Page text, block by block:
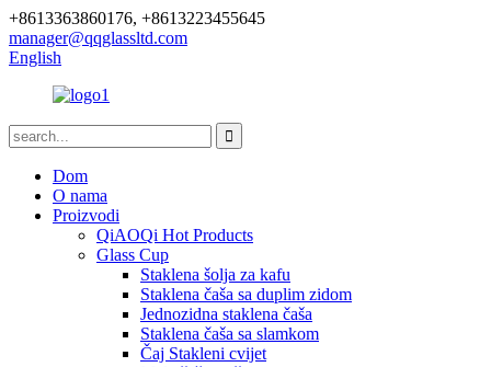
+8613363860176, +8613223455645
manager@qqglassltd.com
English
Dom
O nama
Proizvodi
QiAOQi Hot Products
Glass Cup
Staklena šolja za kafu
Staklena čaša sa duplim zidom
Jednozidna staklena čaša
Staklena čaša sa slamkom
Čaj Stakleni cvijet